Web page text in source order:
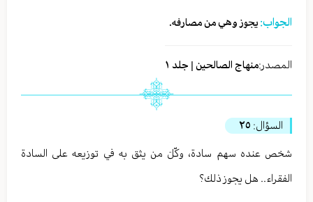
الجواب: يجوز وهي من مصارفه.
المصدر:منهاج الصالحين | جلد ١
السؤال: ٢٥
شخص عنده سهم سادة، وكّلَ من يثق به في توزيعه على السادة
الفقراء.. هل يجوز ذلك؟